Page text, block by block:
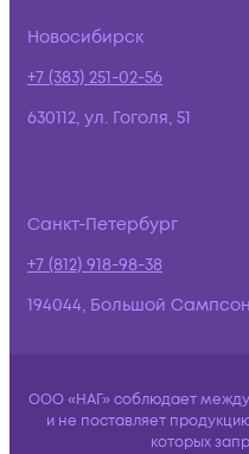
Новосибирск
+7 (383) 251-02-56
630112, ул. Гоголя, 51
Санкт-Петербург
+7 (812) 918-98-38
194044, Большой
ООО «НАГ» соблюдает
и не поставляет
которых